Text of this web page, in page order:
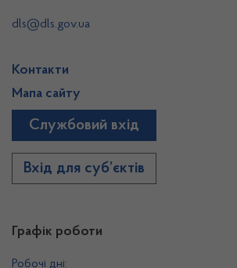
Графік роботи
Робочі дні:
dls@dls.gov.ua
Контакти
Мапа сайту
Службовий вхід
Вхід для суб’єктів